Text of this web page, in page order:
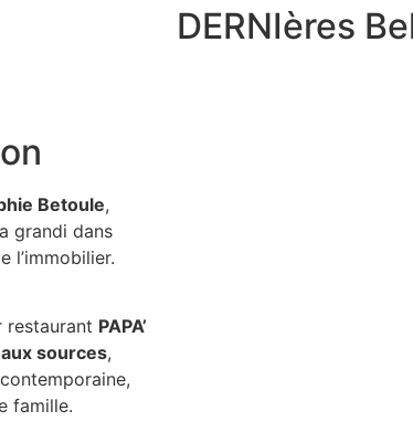
Betoule,
a grandi dans
l’immobilier.
restaurant PAPA’
sources,
famille.
DERNIères